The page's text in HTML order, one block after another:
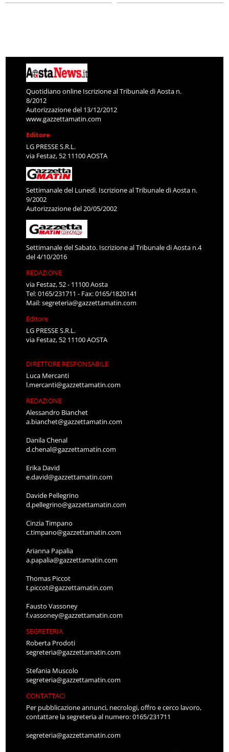
Quotidiano online Iscrizione al Tribunale di Aosta n.
8/2012
Autorizzazione del 13/12/2012
www.gazzettamatin.com
Editore
LG PRESSE S.R.L.
via Festaz, 52 11100 AOSTA
Settimanale del Lunedì. Iscrizione al Tribunale di Aosta n.
9/2002
Autorizzazione del 20/05/2002
Settimanale del Sabato. Iscrizione al Tribunale di Aosta n.4
del 4/10/2016
REDAZIONE
via Festaz, 52 - 11100 Aosta
Tel: 0165/231711 - Fax: 0165/1820141
Mail:segreteria@gazzettamatin.com
Editore
LG PRESSE S.R.L.
via Festaz, 52 11100 AOSTA
DIRETTORE RESPONSABILE
Luca Mercanti
l.mercanti@gazzettamatin.com
REDAZIONE
Alessandro Bianchet
a.bianchet@gazzettamatin.com
Danila Chenal
d.chenal@gazzettamatin.com
Erika David
e.david@gazzettamatin.com
Davide Pellegrino
d.pellegrino@gazzettamatin.com
Cinzia Timpano
c.timpano@gazzettamatin.com
Arianna Papalia
a.papalia@gazzettamatin.com
Thomas Piccot
t.piccot@gazzettamatin.com
Fausto Vassoney
f.vassoney@gazzettamatin.com
SEGRETERIA
Roberta Prodoti
segreteria@gazzettamatin.com
Stefania Muscolo
segreteria@gazzettamatin.com
CONTATTACI
Per pubblicazione annunci, necrologi, offro e cerco lavoro,
contattare la segreteria al numero: 0165/231711
segreteria@gazzettamatin.com